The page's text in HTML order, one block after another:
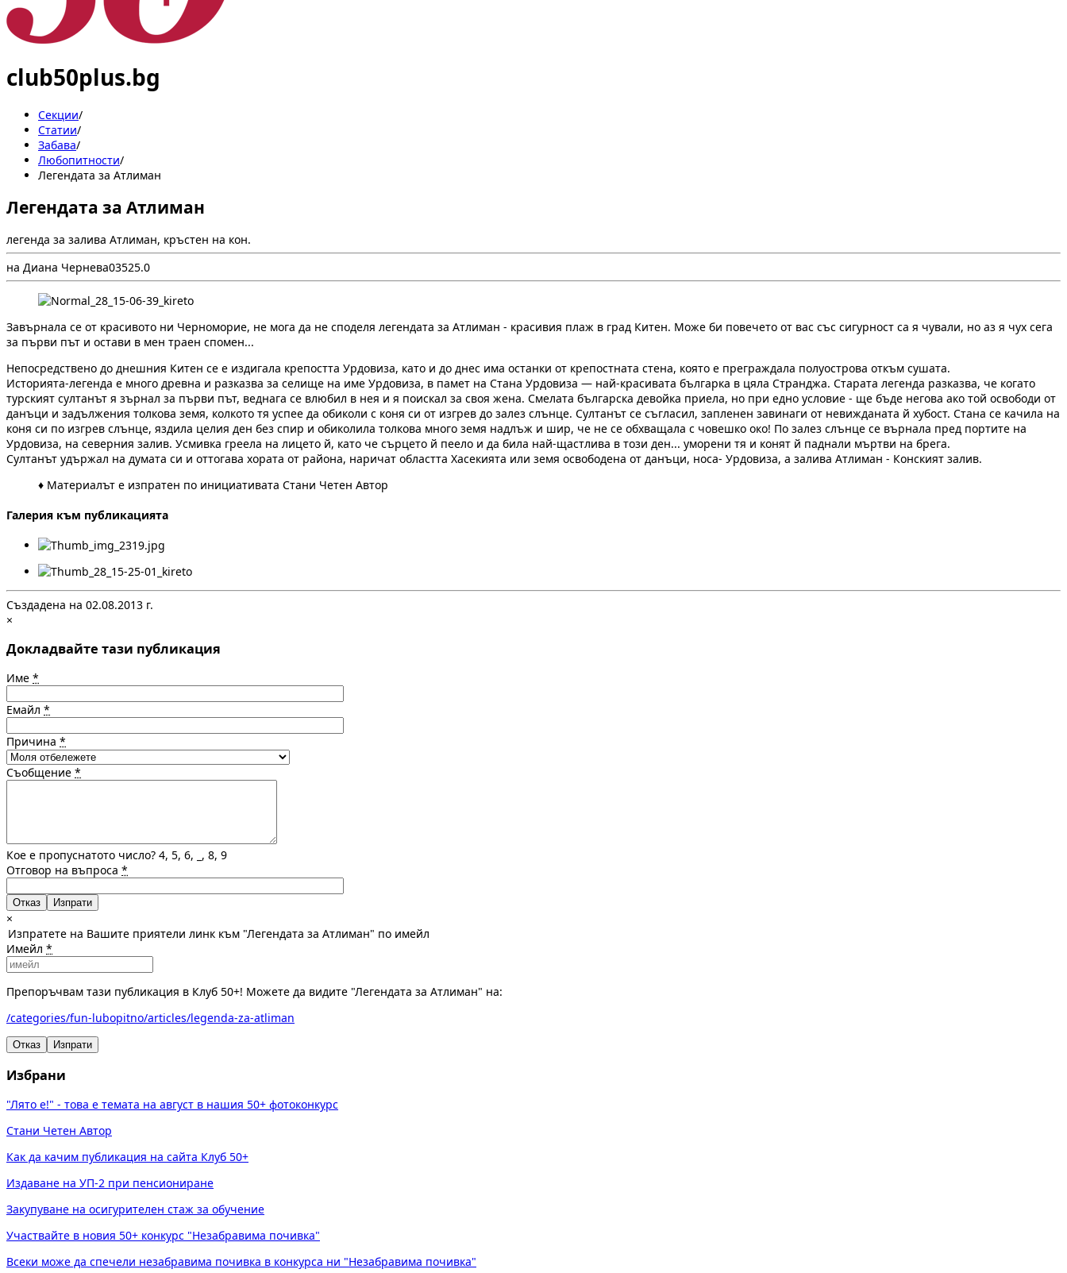
club50plus.bg
Секции/
Статии/
Забава/
Любопитности/
Легендата за Атлиман
Легендата за Атлиман
легенда за залива Атлиман, кръстен на кон.
на Диана Чернева03525.0
Завърнала се от красивото ни Черноморие, не мога да не споделя легендата за Атлиман - красивия плаж в град Китен. Може би повечето от вас със сигурност са я чували, но аз я чух сега
за първи път и остави в мен траен спомен...
Непосредствено до днешния Китен се е издигала крепостта Урдовиза, като и до днес има останки от крепостната стена, която е преграждала полуострова откъм сушата.
Историята-легенда е много древна и разказва за селище на име Урдовиза, в памет на Стана Урдовиза — най-красивата българка в цяла Странджа. Старата легенда разказва, че когато
турският султанът я зърнал за първи път, веднага се влюбил в нея и я поискал за своя жена. Смелата българска девойка приела, но при едно условие - ще бъде негова ако той освободи от
данъци и задължения толкова земя, колкото тя успее да обиколи с коня си от изгрев до залез слънце. Султанът се съгласил, запленен завинаги от невижданата й хубост. Стана се качила на
коня си по изгрев слънце, яздила целия ден без спир и обиколила толкова много земя надлъж и шир, че не се обхващала с човешко око! По залез слънце се върнала пред портите на
Урдовиза, на северния залив. Усмивка греела на лицето й, като че сърцето й пеело и да била най-щастлива в този ден... уморени тя и конят й паднали мъртви на брега.
Султанът удържал на думата си и оттогава хората от района, наричат областта Хасекията или земя освободена от данъци, носа- Урдовиза, а залива Атлиман - Конският залив.
♦ Материалът е изпратен по инициативата Стани Четен Автор
Галерия към публикацията
Създадена на 02.08.2013 г.
×
Докладвайте тази публикация
Име *
Емайл *
Причина *
Съобщение *
Кое е пропуснатото число? 4, 5, 6, _, 8, 9
Отговор на въпроса *
Отказ
×
Изпратете на Вашите приятели линк към "Легендата за Атлиман" по имейл
Имейл *
Препоръчвам тази публикация в Клуб 50+! Можете да видите "Легендата за Атлиман" на:
/categories/fun-lubopitno/articles/legenda-za-atliman
Отказ Изпрати
Избрани
"Лято е!" - това е темата на август в нашия 50+ фотоконкурс
Стани Четен Автор
Как да качим публикация на сайта Клуб 50+
Издаване на УП-2 при пенсиониране
Закупуване на осигурителен стаж за обучение
Участвайте в новия 50+ конкурс "Незабравима почивка"
Всеки може да спечели незабравима почивка в конкурса ни "Незабравима почивка"